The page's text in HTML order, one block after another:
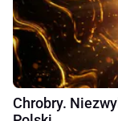
Chrobry.